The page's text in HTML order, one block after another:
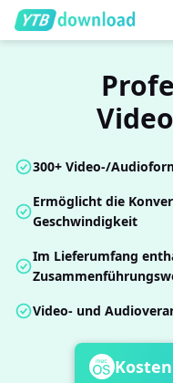
300+ Video-/
Ermöglicht die
Geschwindigkeit
Im Lieferumfang
Video- und